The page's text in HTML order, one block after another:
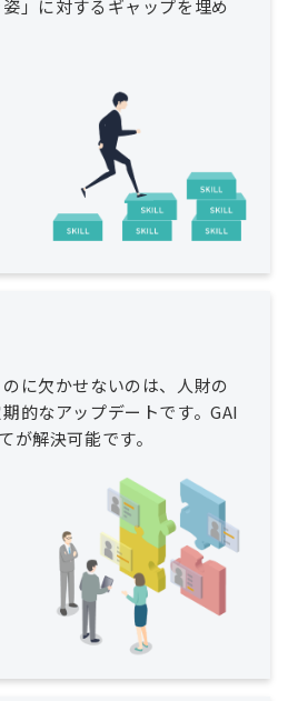
」に対するギャップを埋め
に欠かせないのは、人財の
的なアップデートです。GAI
が解決可能です。